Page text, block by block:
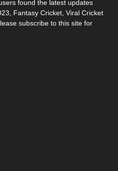
found the latest updates
Fantasy Cricket, Viral Cricket
subscribe to this site for